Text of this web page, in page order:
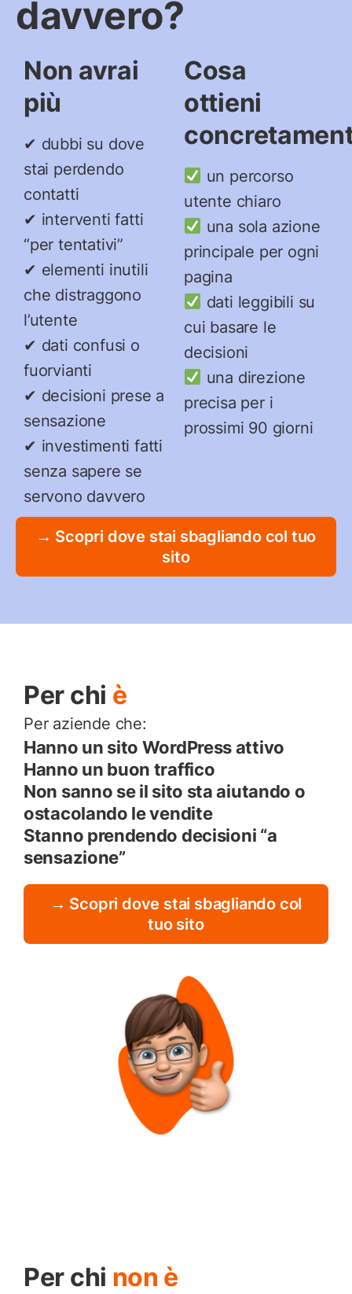
davvero?
Non avrai
più
✔ dubbi su dove
stai perdendo
contatti
✔ interventi fatti
“per tentativi”
✔ elementi inutili
che distraggono
l’utente
✔ dati confusi o
fuorvianti
✔ decisioni prese a
sensazione
✔ investimenti fatti
senza sapere se
servono davvero
Cosa
ottieni
un percorso
utente chiaro
una sola azione
principale per ogni
pagina
dati leggibili su
cui basare le
decisioni
una direzione
precisa per i
prossimi 90 giorni
→ Scopri dove stai sbagliando col tuo
sito
Per chi è
Per aziende che:
Hanno un sito WordPress attivo
Hanno un buon traffico
Non sanno se il sito sta aiutando o
ostacolando le vendite
Stanno prendendo decisioni “a
sensazione”
→ Scopri dove stai sbagliando col
tuo sito
Per chi non è